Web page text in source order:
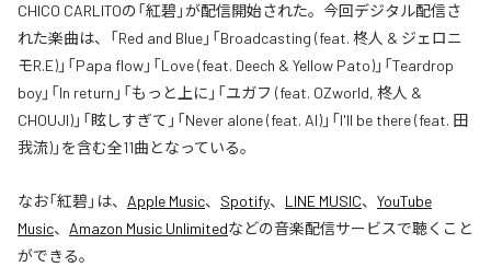
CHICO CARLITOの「紅碧」が配信開始された。今回デジタル配信さ
れた楽曲は、「Red and Blue」「Broadcasting (feat. 柊人 & ジェロニ
モR.E)」「Papa flow」「Love (feat. Deech & Yellow Pato)」「Teardrop
boy」「In return」「もっと上に」「ユガフ (feat. OZworld, 柊人 &
CHOUJI)」「眩しすぎて」「Never alone (feat. AI)」「I'll be there (feat. 田
我流)」を含む全11曲となっている。
なお「紅碧」は、 Apple Music、 Spotify、 LINE MUSIC、 YouTube
Music、 Amazon Music Unlimitedなどの音楽配信サービスで聴くこと
ができる。